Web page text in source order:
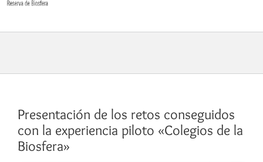
Presentación de los retos conseguidos
con la experiencia piloto «Colegios de la
Biosfera»